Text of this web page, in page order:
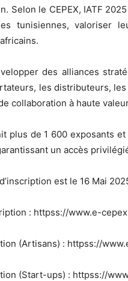
Selon le CEPEX, IATF
tunisiennes, valoriser
des alliances
les distributeurs,
collaboration à haute
plus de 1 600 exposants
un accès
est le 16 Mai
: httpss://www.e-
(Artisans) : httpss://
(Start-ups) : httpss://